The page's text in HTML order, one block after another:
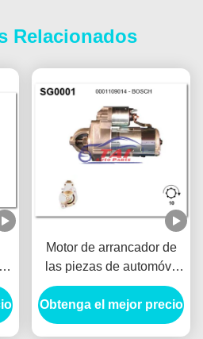
Relacionados
Motor de arrancador de
las piezas de automóvil
de Mando 12V 1.2KW 8T
Motores De Arranque
Obtenga el mejor precio